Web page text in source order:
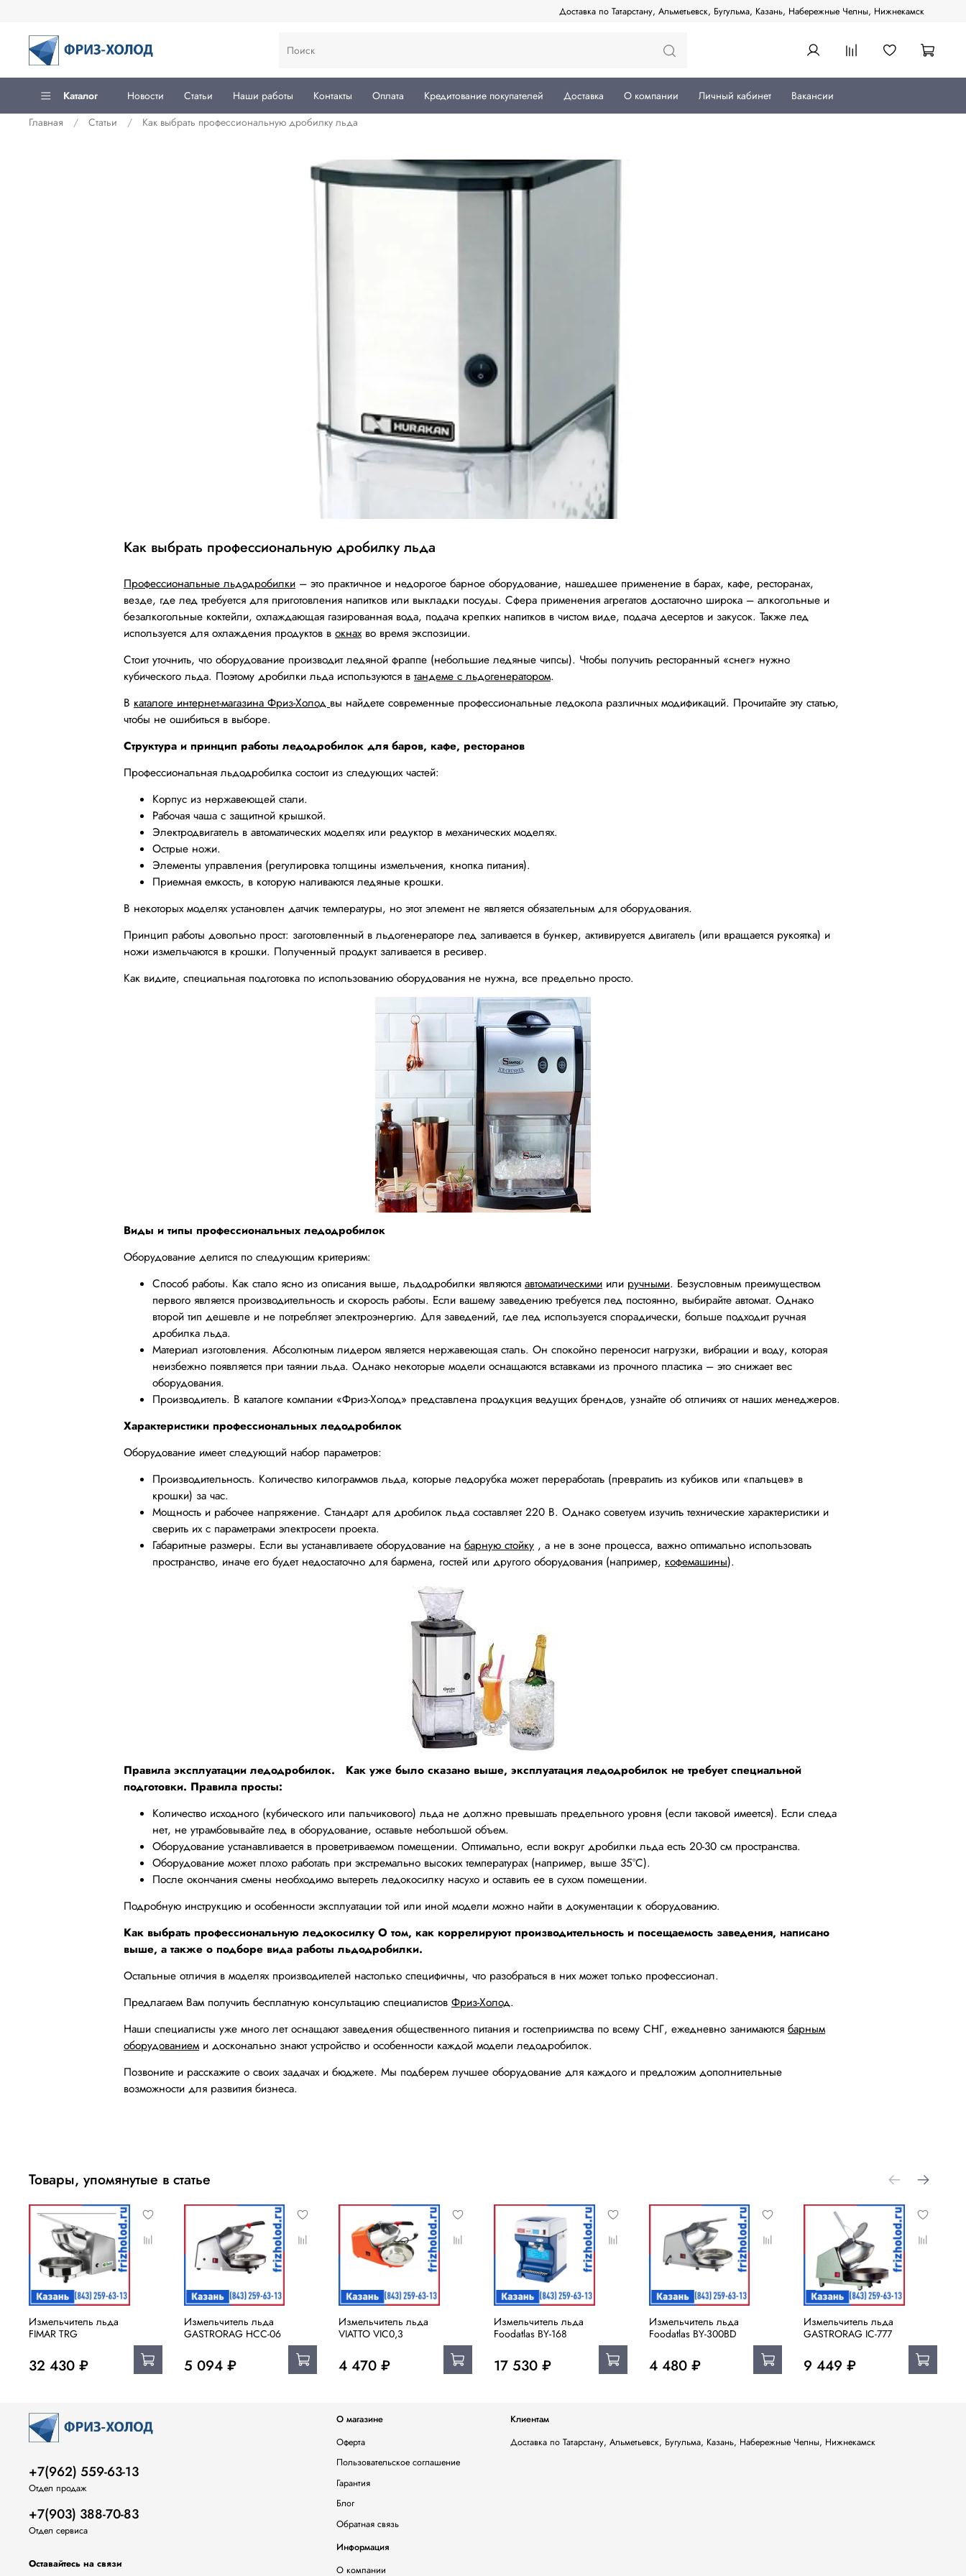
Доставка по Татарстану, Альметьевск, Бугульма, Казань, Набережные Челны, Нижнекамск
Каталог Новости Статьи Наши работы Контакты Оплата Кредитование покупателей Доставка О компании Личный кабинет
Вакансии
Главная
Статьи Как выбрать профессиональную дробилку льда
Как выбрать профессиональную дробилку льда
Профессиональные льдодробилки – это практичное и недорогое барное оборудование, нашедшее применение в барах, кафе, ресторанах,
везде, где лед требуется для приготовления напитков или выкладки посуды. Сфера применения агрегатов достаточно широка – алкогольные и
безалкогольные коктейли, охлаждающая газированная вода, подача крепких напитков в чистом виде, подача десертов и закусок. Также лед
используется для охлаждения продуктов в окнахво время экспозиции.
Стоит уточнить, что оборудование производит ледяной фраппе (небольшие ледяные чипсы). Чтобы получить ресторанный «снег» нужно
кубического льда. Поэтому дробилки льда используются в тандеме с льдогенератором.
В каталоге интернет-магазина Фриз-Холод вы найдете современные профессиональные ледокола различных модификаций. Прочитайте эту статью,
чтобы не ошибиться в выборе.
Структура и принцип работы ледодробилок для баров, кафе, ресторанов
Профессиональная льдодробилка состоит из следующих частей:
Корпус из нержавеющей стали.
Рабочая чаша с защитной крышкой.
Электродвигатель в автоматических моделях или редуктор в механических моделях.
Острые ножи.
Элементы управления (регулировка толщины измельчения, кнопка питания).
Приемная емкость, в которую наливаются ледяные крошки.
В некоторых моделях установлен датчик температуры, но этот элемент не является обязательным для оборудования.
Принцип работы довольно прост: заготовленный в льдогенераторе лед заливается в бункер, активируется двигатель (или вращается рукоятка) и
ножи измельчаются в крошки. Полученный продукт заливается в ресивер.
Как видите, специальная подготовка по использованию оборудования не нужна, все предельно просто.
Виды и типы профессиональных ледодробилок
Оборудование делится по следующим критериям:
Способ работы. Как стало ясно из описания выше, льдодробилки являются автоматическими или ручными. Безусловным преимуществом
первого является производительность и скорость работы. Если вашему заведению требуется лед постоянно, выбирайте автомат. Однако
второй тип дешевле и не потребляет электроэнергию. Для заведений, где лед используется спорадически, больше подходит ручная
дробилка льда.
Материал изготовления. Абсолютным лидером является нержавеющая сталь. Он спокойно переносит нагрузки, вибрации и воду, которая
неизбежно появляется при таянии льда. Однако некоторые модели оснащаются вставками из прочного пластика – это снижает вес
оборудования.
Производитель. В каталоге компании «Фриз-Холод» представлена продукция ведущих брендов, узнайте об отличиях от наших менеджеров.
Характеристики профессиональных ледодробилок
Оборудование имеет следующий набор параметров:
Производительность. Количество килограммов льда, которые ледорубка может переработать (превратить из кубиков или «пальцев» в
крошки) за час.
Мощность и рабочее напряжение. Стандарт для дробилок льда составляет 220 В. Однако советуем изучить технические характеристики и
сверить их с параметрами электросети проекта.
Габаритные размеры. Если вы устанавливаете оборудование на барную стойку , а не в зоне процесса, важно оптимально использовать
пространство, иначе его будет недостаточно для бармена, гостей или другого оборудования (например, кофемашины).
Правила эксплуатации ледодробилок.
Как уже было сказано выше, эксплуатация ледодробилок не требует специальной
подготовки. Правила просты:
Количество исходного (кубического или пальчикового) льда не должно превышать предельного уровня (если таковой имеется). Если следа
нет, не утрамбовывайте лед в оборудование, оставьте небольшой объем.
Оборудование устанавливается в проветриваемом помещении. Оптимально, если вокруг дробилки льда есть 20-30 см пространства.
Оборудование может плохо работать при экстремально высоких температурах (например, выше 35°C).
После окончания смены необходимо вытереть ледокосилку насухо и оставить ее в сухом помещении.
Подробную инструкцию и особенности эксплуатации той или иной модели можно найти в документации к оборудованию.
Как выбрать профессиональную ледокосилку О том, как коррелируют производительность и посещаемость заведения, написано
выше, а также о подборе вида работы льдодробилки.
Остальные отличия в моделях производителей настолько специфичны, что разобраться в них может только профессионал.
Предлагаем Вам получить бесплатную консультацию специалистов Фриз-Холод.
Наши специалисты уже много лет оснащают заведения общественного питания и гостеприимства по всему СНГ, ежедневно занимаются барным
оборудованиеми досконально знают устройство и особенности каждой модели ледодробилок.
Позвоните и расскажите о своих задачах и бюджете. Мы подберем лучшее оборудование для каждого и предложим дополнительные
возможности для развития бизнеса.
Товары, упомянутые в статье
Измельчитель льда
FIMAR TRG
32 430 ₽
Измельчитель льда
GASTRORAG HCC-06
5 094 ₽
Измельчитель льда
VIATTO VIC0,3
4 470 ₽
Измельчитель льда
Foodatlas BY-168
17 530 ₽
Измельчитель льда
Foodatlas BY-300BD
4 480 ₽
Измельчитель льда
GASTRORAG IC-777
9 449 ₽
О магазине
Оферта
Пользовательское соглашение
Гарантия
Блог
Обратная связь
Клиентам
Доставка по Татарстану, Альметьевск, Бугульма, Казань, Набережные Челны, Нижнекамск
Информация
О компании
+7(962) 559-63-13
Отдел продаж
+7(903) 388-70-83
Отдел сервиса
Оставайтесь на связи